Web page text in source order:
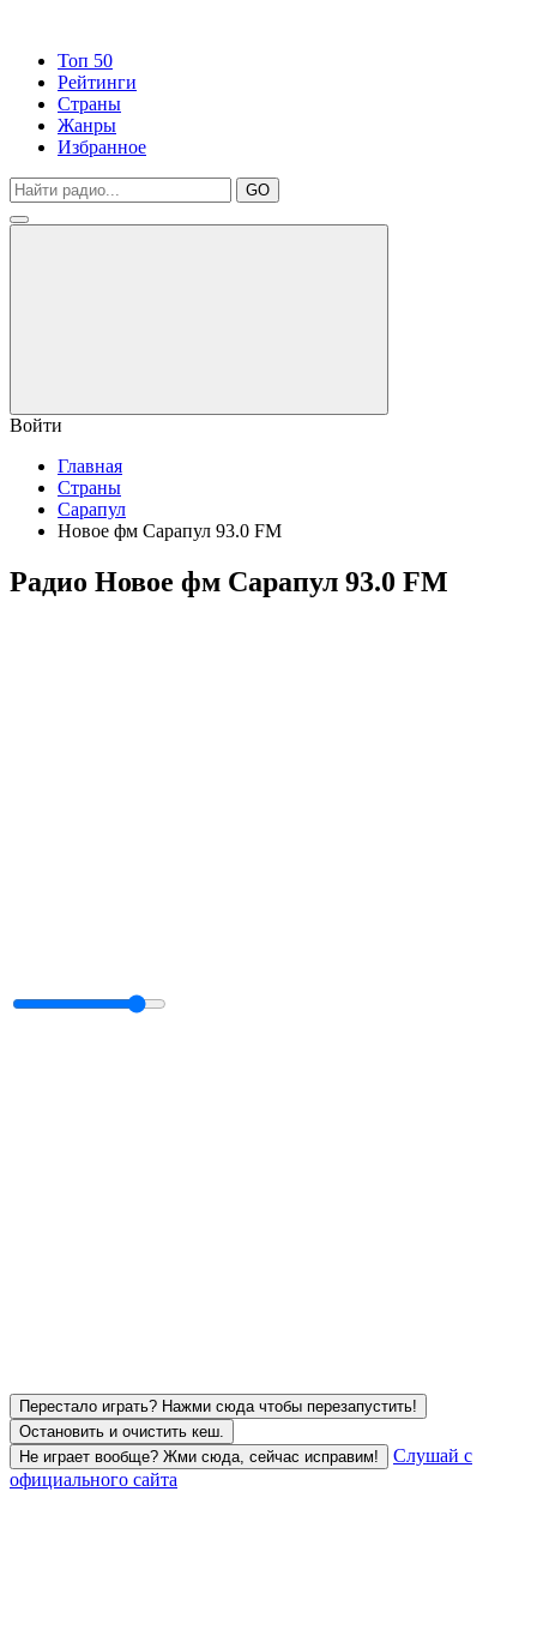
Топ 50
Рейтинги
Страны
Жанры
Избранное
GO
Войти
Главная
Страны
Сарапул
Новое фм Сарапул 93.0 FM
Радио Новое фм Сарапул 93.0 FM
Перестало играть? Нажми сюда чтобы перезапустить!
Остановить и очистить кеш.
Не играет вообще? Жми сюда, сейчас исправим!
Слушай с
официального сайта